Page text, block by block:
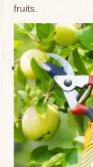
fruits.